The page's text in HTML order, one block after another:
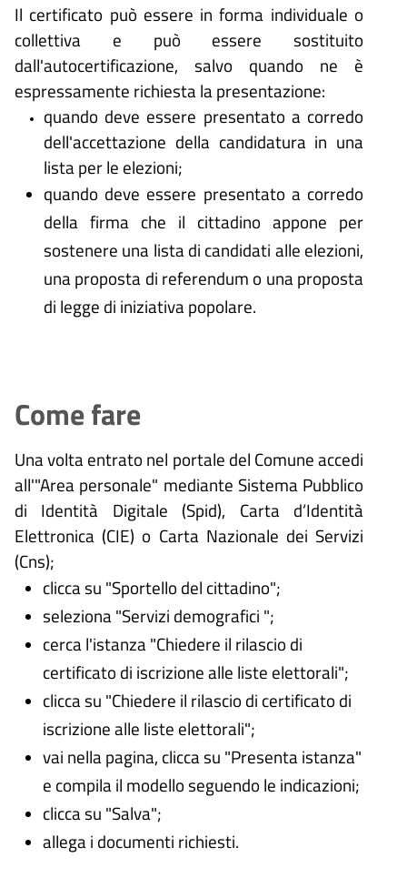
Il certificato può essere in forma individuale o
collettiva e può essere sostituito
dall'autocertificazione, salvo quando ne è
espressamente richiesta la presentazione:
quando deve essere presentato a corredo
dell'accettazione della candidatura in una
lista per le elezioni;
quando deve essere presentato a corredo
della firma che il cittadino appone per
sostenere una lista di candidati alle elezioni,
una proposta di referendum o una proposta
di legge di iniziativa popolare.
Come fare
Una volta entrato nel portale del Comune accedi
all'"Area personale" mediante Sistema Pubblico
di Identità Digitale (Spid), Carta d’Identità
Elettronica (CIE) o Carta Nazionale dei Servizi
(Cns);
clicca su "Sportello del cittadino";
seleziona "Servizi demografici ";
cerca l'istanza "Chiedere il rilascio di
certificato di iscrizione alle liste elettorali";
clicca su "Chiedere il rilascio di certificato di
iscrizione alle liste elettorali";
vai nella pagina, clicca su "Presenta istanza"
e compila il modello seguendo le indicazioni;
clicca su "Salva";
allega i documenti richiesti.